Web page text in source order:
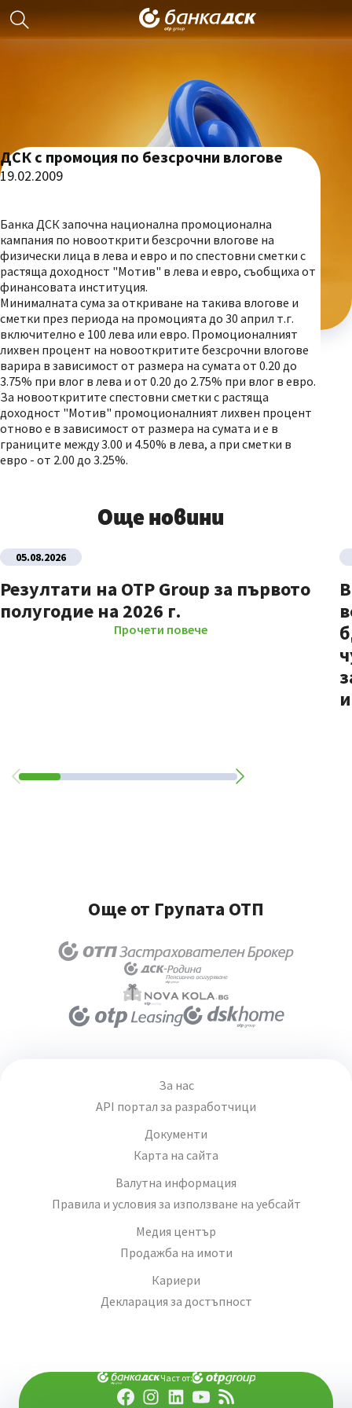
ДСК с промоция по безсрочни влогове
19.02.2009
Банка ДСК започна национална промоционална
кампания по новооткрити безсрочни влогове на
физически лица в лева и евро и по спестовни сметки с
растяща доходност "Мотив" в лева и евро, съобщиха от
финансовата институция.
Минималната сума за откриване на такива влогове и
сметки през периода на промоцията до 30 април т.г.
включително е 100 лева или евро. Промоционалният
лихвен процент на новооткритите безсрочни влогове
варира в зависимост от размера на сумата от 0.20 до
3.75% при влог в лева и от 0.20 до 2.75% при влог в евро.
За новооткритите спестовни сметки с растяща
доходност "Мотив" промоционалният лихвен процент
отново е в зависимост от размера на сумата и е в
границите между 3.00 и 4.50% в лева, а при сметки в
евро - от 2.00 до 3.25%.
Още новини
05.08.2026
Резултати на OTP Group за първото
полугодие на 2026 г.
Прочети повече
Още от Групата ОТП
За нас
API портал за разработчици
Документи
Карта на сайта
Валутна информация
Правила и условия за използване на уебсайт
Медия център
Продажба на имоти
Кариери
Декларация за достъпност
Част от: